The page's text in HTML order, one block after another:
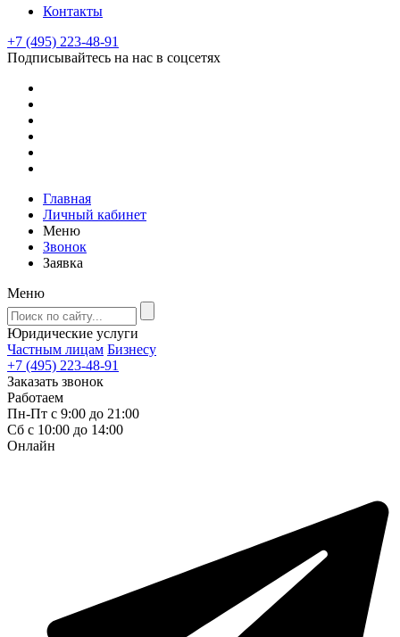
Контакты
+7 (495) 223-48-91
Подписывайтесь на нас в соцсетях
Главная
Личный кабинет
Меню
Звонок
Заявка
Меню
Юридические услуги
Частным лицам Бизнесу
+7 (495) 223-48-91
Заказать звонок
Работаем
Пн-Пт с 9:00 до 21:00
Сб с 10:00 до 14:00
Онлайн